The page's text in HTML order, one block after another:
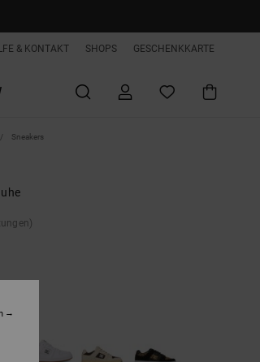
& KONTAKT SHOPS GESCHENKKARTE
Sneakers